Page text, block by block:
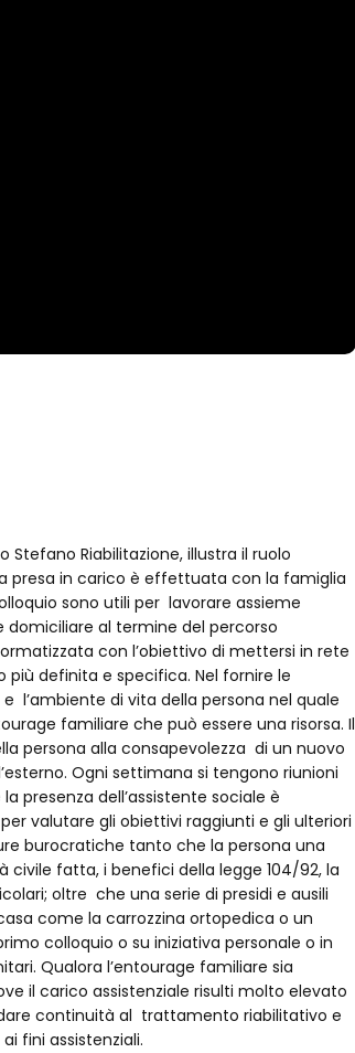
Stefano Riabilitazione, illustra il ruolo
presa in carico è effettuata con la famiglia
sono utili per lavorare assieme
domiciliare al termine del percorso
con l’obiettivo di mettersi in rete
definita e specifica. Nel fornire le
l’ambiente di vita della persona nel quale
familiare che può essere una risorsa. Il
persona alla consapevolezza di un nuovo
Ogni settimana si tengono riunioni
presenza dell’assistente sociale è
valutare gli obiettivi raggiunti e gli ulteriori
burocratiche tanto che la persona una
fatta, i benefici della legge 104/92, la
oltre che una serie di presidi e ausili
come la carrozzina ortopedica o un
colloquio o su iniziativa personale o in
Qualora l’entourage familiare sia
il carico assistenziale risulti molto elevato
continuità al trattamento riabilitativo e
fini assistenziali.